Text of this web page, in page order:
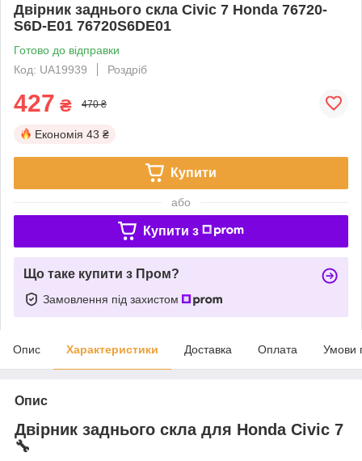
Двірник заднього скла Civic 7 Honda 76720-
S6D-E01 76720S6DE01
Готово до відправки
Код: UA19939
Роздріб
427 ₴ 470 ₴
Економія 43 ₴
Купити
або
Купити з
Що таке купити з Пром?
Замовлення під захистом
Опис Характеристики Доставка Оплата Умови
Опис
Двірник заднього скла для Honda Civic 7
🔧